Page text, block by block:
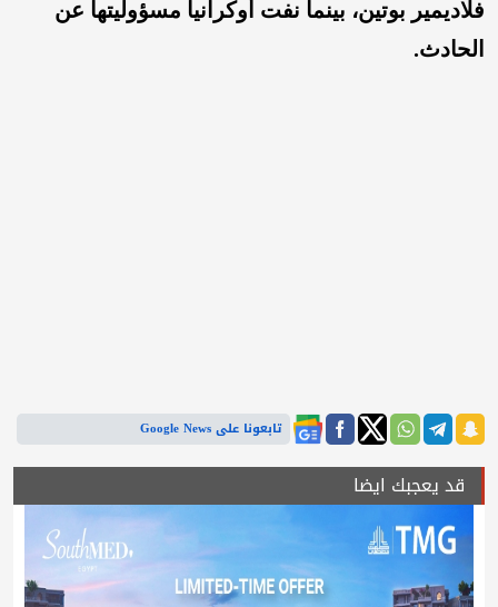
فلاديمير بوتين، بينما نفت أوكرانيا مسؤوليتها عن
الحادث.
تابعونا على Google News
قد يعجبك ايضا